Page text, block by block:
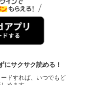
にサクサク読める！
ドすれば、いつでもど